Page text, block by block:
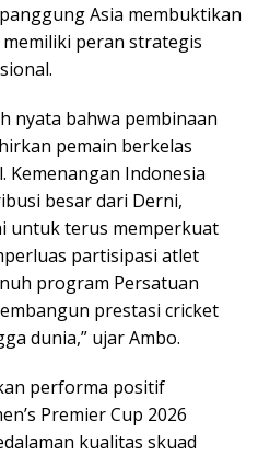
Asia membuktikan
peran strategis
nyata bahwa pembinaan
pemain berkelas
Kemenangan Indonesia
besar dari Derni,
untuk terus memperkuat
partisipasi atlet
program Persatuan
prestasi cricket
dunia,” ujar Ambo.
performa positif
Premier Cup 2026
kualitas skuad